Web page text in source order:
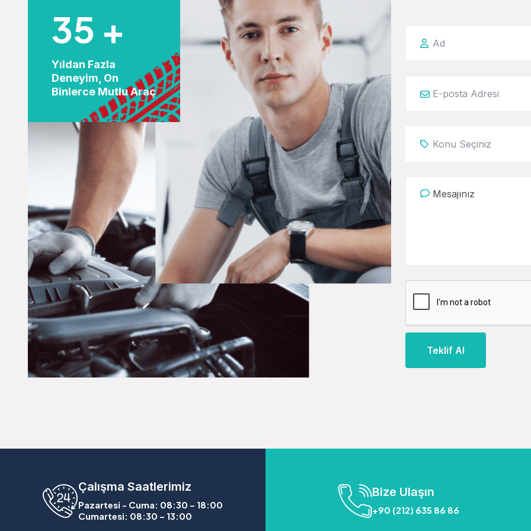
35 +
Yıldan Fazla
Deneyim, On
Binlerce Mutlu Araç
Teklif Al
Çalışma Saatlerimiz
Pazartesi - Cuma: 08:30 – 18:00
Cumartesi: 08:30 – 13:00
Bize Ulaşın
+90 (212) 635 86 86